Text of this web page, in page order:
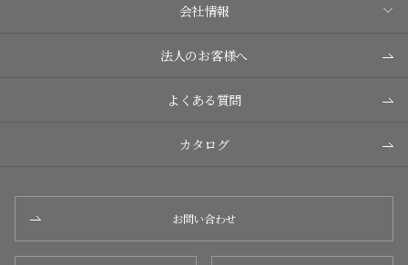
会社情報
法人のお客様へ
よくある質問
カタログ
お問い合わせ